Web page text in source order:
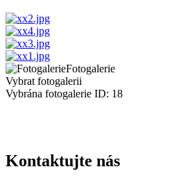
Fotogalerie
Vybrat fotogalerii
Vybrána fotogalerie ID: 18
Kontaktujte nás